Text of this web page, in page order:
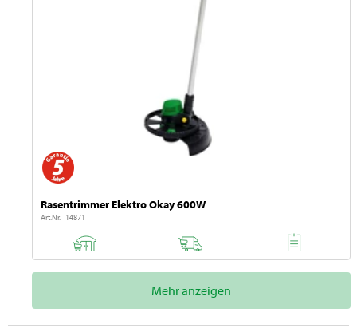
Rasentrimmer Elektro Okay 600W
Art.Nr. 14871
Mehr anzeigen